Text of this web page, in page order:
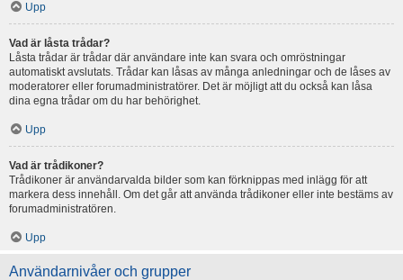
Upp
Vad är låsta trådar?
Låsta trådar är trådar där användare inte kan svara och omröstningar
automatiskt avslutats. Trådar kan låsas av många anledningar och de låses av
moderatorer eller forumadministratörer. Det är möjligt att du också kan låsa
dina egna trådar om du har behörighet.
Upp
Vad är trådikoner?
Trådikoner är användarvalda bilder som kan förknippas med inlägg för att
markera dess innehåll. Om det går att använda trådikoner eller inte bestäms av
forumadministratören.
Upp
Användarnivåer och grupper